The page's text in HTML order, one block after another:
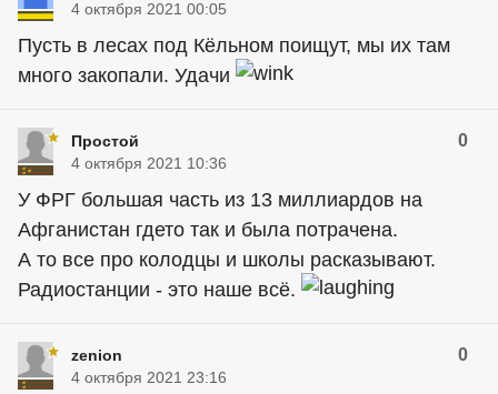
4 октября 2021 00:05
Пусть в лесах под Кёльном поищут, мы их там
много закопали. Удачи
Простой 0
4 октября 2021 10:36
У ФРГ большая часть из 13 миллиардов на
Афганистан гдето так и была потрачена.
А то все про колодцы и школы расказывают.
Радиостанции - это наше всё.
zenion 0
4 октября 2021 23:16